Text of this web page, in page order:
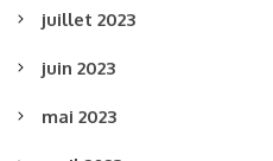
juillet 2023
juin 2023
mai 2023